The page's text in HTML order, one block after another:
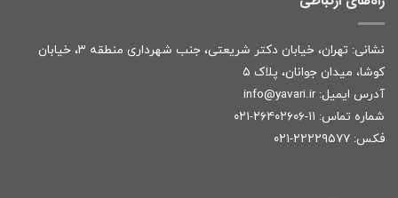
نشانی: تهران، خیابان دکتر شریعتی، جنب شهرداری منطقه ۳، خیابان
کوشا، میدان جوانان، پلاک ۵
آدرس ایمیل: info@yavari.ir
شماره تماس: ۱۱-۲۶۴۰۲۶۰۶-۰۲۱
فکس: ۲۲۲۲۹۵۷۷-۰۲۱